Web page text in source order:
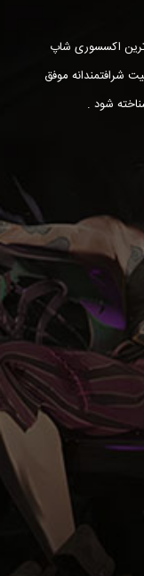
ترین اکسسوری شاپ
شرافتمندانه موفق
شود .